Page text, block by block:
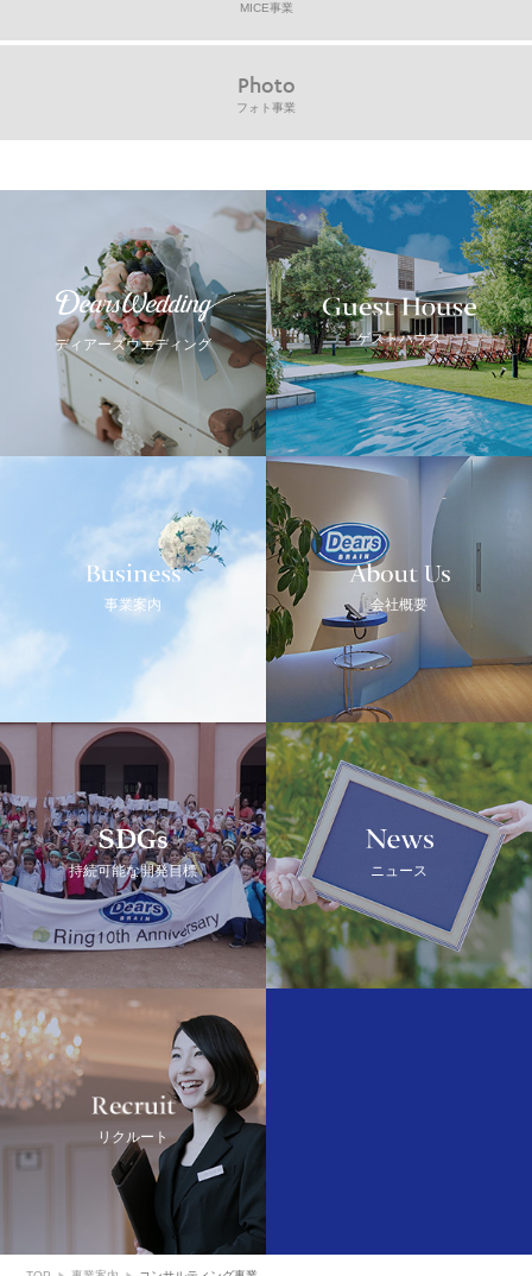
MICE事業
Photo
フォト事業
Dears Wedding
ディアーズウエディング Guest House
ゲストハウス
Business
事業案内 ABOUT US
会社概要
SDGs
持続可能な開発目標 NEWS
ニュース
Recruit
リクルート